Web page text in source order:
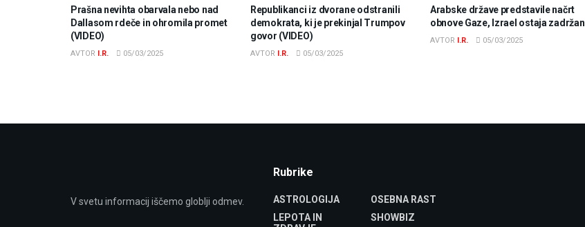
Prašna nevihta obarvala nebo nad
Dallasom rdeče in ohromila promet
(VIDEO)
AVTOR I.R. 05/03/2025
Republikanci iz dvorane odstranili
demokrata, ki je prekinjal Trumpov
govor (VIDEO)
AVTOR I.R. 05/03/2025
Arabske države predstavile načrt
obnove Gaze, Izrael ostaja zadržan
AVTOR I.R. 05/03/2025
V svetu informacij iščemo globlji odmev.
Rubrike
ASTROLOGIJA
LEPOTA IN
OSEBNA RAST
SHOWBIZ